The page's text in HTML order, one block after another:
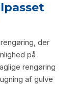
der
på
rengøring
af gulve